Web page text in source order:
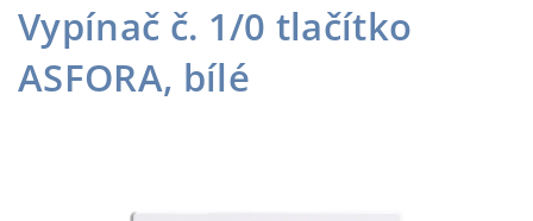
Vypínač č. 1/0 tlačítko
ASFORA, bílé